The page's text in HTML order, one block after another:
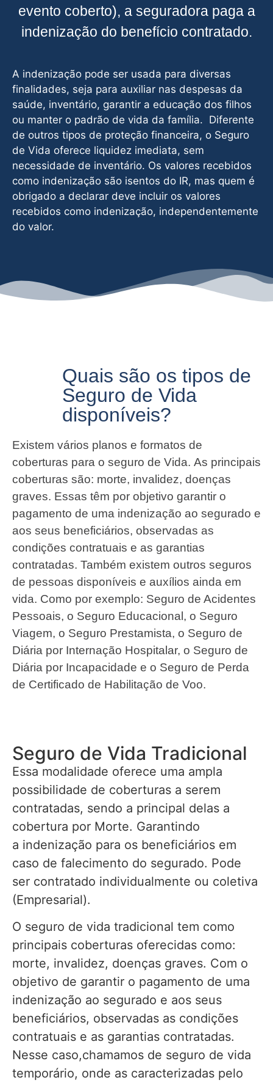
evento coberto), a seguradora paga a
indenização do benefício contratado.
A indenização pode ser usada para diversas
finalidades, seja para auxiliar nas despesas da
saúde, inventário, garantir a educação dos filhos
ou manter o padrão de vida da família. Diferente
de outros tipos de proteção financeira, o Seguro
de Vida oferece liquidez imediata, sem
necessidade de inventário. Os valores recebidos
como indenização são isentos do IR, mas quem é
obrigado a declarar deve incluir os valores
recebidos como indenização, independentemente
do valor.
Quais são os tipos de
Seguro de Vida
disponíveis?
Existem vários planos e formatos de
coberturas para o seguro de Vida. As principais
coberturas são: morte, invalidez, doenças
graves. Essas têm por objetivo garantir o
pagamento de uma indenização ao segurado e
aos seus beneficiários, observadas as
condições contratuais e as garantias
contratadas. Também existem outros seguros
de pessoas disponíveis e auxílios ainda em
vida. Como por exemplo: Seguro de Acidentes
Pessoais, o Seguro Educacional, o Seguro
Viagem, o Seguro Prestamista, o Seguro de
Diária por Internação Hospitalar, o Seguro de
Diária por Incapacidade e o Seguro de Perda
de Certificado de Habilitação de Voo.
Seguro de Vida Tradicional
Essa modalidade oferece uma ampla
possibilidade de coberturas a serem
contratadas, sendo a principal delas a
cobertura por Morte. Garantindo
a indenização para os beneficiários em
caso de falecimento do segurado. Pode
ser contratado individualmente ou coletiva
(Empresarial).
O seguro de vida tradicional tem como
principais coberturas oferecidas como:
morte, invalidez, doenças graves. Com o
objetivo de garantir o pagamento de uma
indenização ao segurado e aos seus
beneficiários, observadas as condições
contratuais e as garantias contratadas.
Nesse caso,chamamos de seguro de vida
temporário, onde as caracterizadas pelo